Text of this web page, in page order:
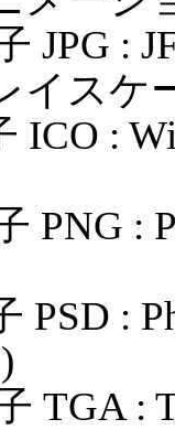
JPG :
ICO :
PNG :
PSD :
TGA :